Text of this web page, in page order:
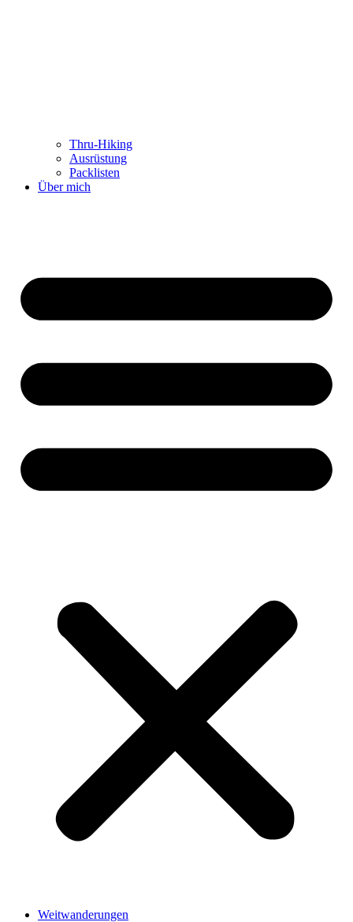
Thru-Hiking
Ausrüstung
Packlisten
Über mich
Weitwanderungen